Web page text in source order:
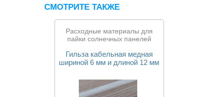
СМОТРИТЕ ТАКЖЕ
Расходные материалы для
пайки солнечных панелей
Гильза кабельная медная
шириной 6 мм и длиной 12 мм